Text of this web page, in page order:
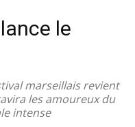
le
marseillais revient
les amoureux du
intense